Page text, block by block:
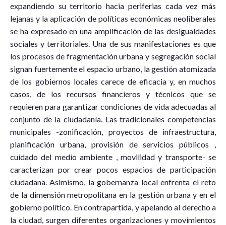
expandiendo su territorio hacia periferias cada vez más
lejanas y la aplicación de políticas económicas neoliberales
se ha expresado en una amplificación de las desigualdades
sociales y territoriales. Una de sus manifestaciones es que
los procesos de fragmentación urbana y segregación social
signan fuertemente el espacio urbano, la gestión atomizada
de los gobiernos locales carece de eficacia y, en muchos
casos, de los recursos financieros y técnicos que se
requieren para garantizar condiciones de vida adecuadas al
conjunto de la ciudadanía. Las tradicionales competencias
municipales -zonificación, proyectos de infraestructura,
planificación urbana, provisión de servicios públicos ,
cuidado del medio ambiente , movilidad y transporte- se
caracterizan por crear pocos espacios de participación
ciudadana. Asimismo, la gobernanza local enfrenta el reto
de la dimensión metropolitana en la gestión urbana y en el
gobierno político. En contrapartida, y apelando al derecho a
la ciudad, surgen diferentes organizaciones y movimientos